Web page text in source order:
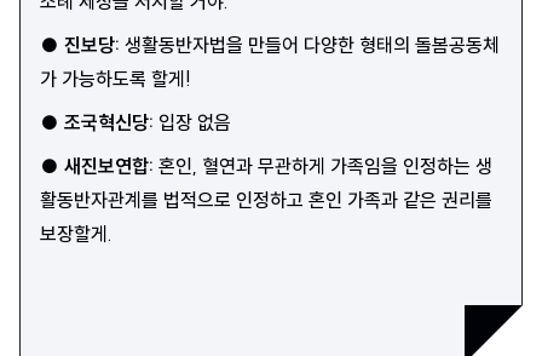
● 진보당: 생활동반자법을 만들어 다양한 형태의 돌봄공동체
가 가능하도록 할게!
● 조국혁신당: 입장 없음
● 새진보연합: 혼인, 혈연과 무관하게 가족임을 인정하는 생
활동반자관계를 법적으로 인정하고 혼인 가족과 같은 권리를
보장할게.